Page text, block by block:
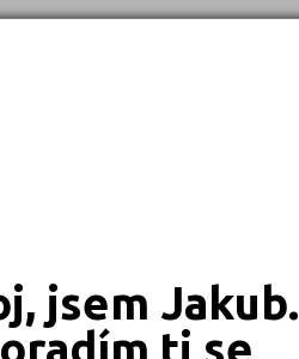
jsem Jakub.
ti se